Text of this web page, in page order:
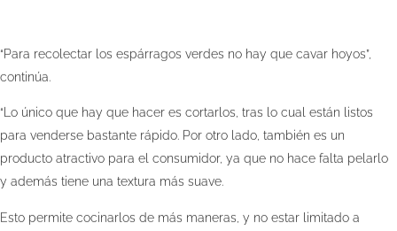
“Para recolectar los espárragos verdes no hay que cavar hoyos”,
continúa.
“Lo único que hay que hacer es cortarlos, tras lo cual están listos
para venderse bastante rápido. Por otro lado, también es un
producto atractivo para el consumidor, ya que no hace falta pelarlo
y además tiene una textura más suave.
Esto permite cocinarlos de más maneras, y no estar limitado a